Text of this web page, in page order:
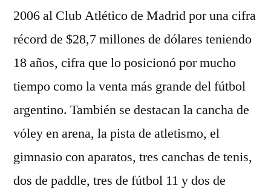
2006 al Club Atlético de Madrid por una cifra
récord de $28,7 millones de dólares teniendo
18 años, cifra que lo posicionó por mucho
tiempo como la venta más grande del fútbol
argentino. También se destacan la cancha de
vóley en arena, la pista de atletismo, el
gimnasio con aparatos, tres canchas de tenis,
dos de paddle, tres de fútbol 11 y dos de